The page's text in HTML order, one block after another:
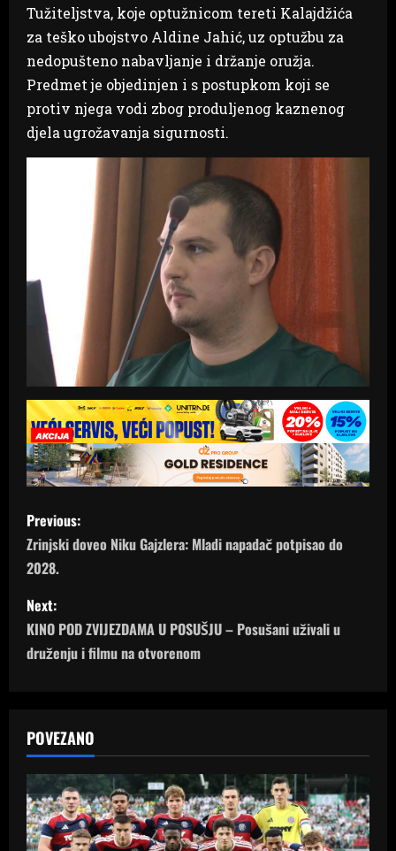
Tužiteljstva, koje optužnicom tereti Kalajdžića
za teško ubojstvo Aldine Jahić, uz optužbu za
nedopušteno nabavljanje i držanje oružja.
Predmet je objedinjen i s postupkom koji se
protiv njega vodi zbog produljenog kaznenog
djela ugrožavanja sigurnosti.
P
o
s
t
n
v
i
g
Previous:
Zrinjski doveo Niku Gajzlera: Mladi napadač potpisao do
2028.
Next:
KINO POD ZVIJEZDAMA U POSUŠJU – Posušani uživali u
druženju i filmu na otvorenom
POVEZANO